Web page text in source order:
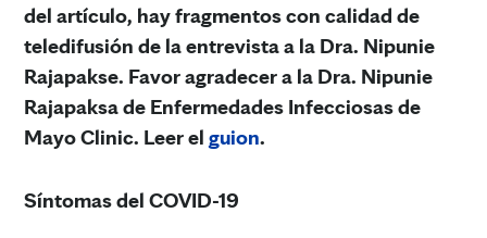
del artículo, hay fragmentos con calidad de
teledifusión de la entrevista a la Dra. Nipunie
Rajapakse. Favor agradecer a la Dra. Nipunie
Rajapaksa de Enfermedades Infecciosas de
Mayo Clinic. Leer el guion.
Síntomas del COVID-19